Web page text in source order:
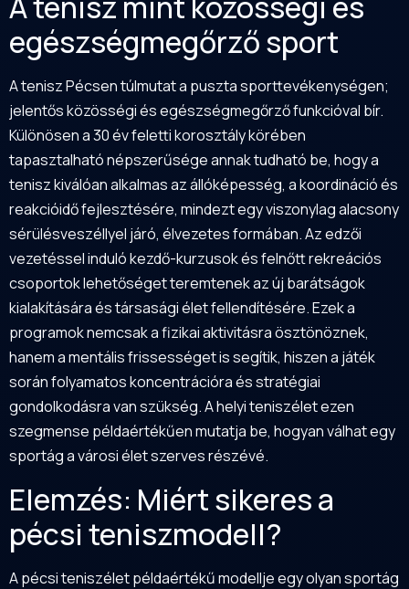
egészségmegőrző sport
A tenisz Pécsen túlmutat a puszta sporttevékenységen;
jelentős közösségi és egészségmegőrző funkcióval bír.
Különösen a 30 év feletti korosztály körében
tapasztalható népszerűsége annak tudható be, hogy a
tenisz kiválóan alkalmas az állóképesség, a koordináció és
reakcióidő fejlesztésére, mindezt egy viszonylag alacsony
sérülésveszéllyel járó, élvezetes formában. Az edzői
vezetéssel induló kezdő-kurzusok és felnőtt rekreációs
csoportok lehetőséget teremtenek az új barátságok
kialakítására és társasági élet fellendítésére. Ezek a
programok nemcsak a fizikai aktivitásra ösztönöznek,
hanem a mentális frissességet is segítik, hiszen a játék
során folyamatos koncentrációra és stratégiai
gondolkodásra van szükség. A helyi teniszélet ezen
szegmense példaértékűen mutatja be, hogyan válhat egy
sportág a városi élet szerves részévé.
Elemzés: Miért sikeres a
pécsi teniszmodell?
A pécsi teniszélet példaértékű modellje egy olyan sportág